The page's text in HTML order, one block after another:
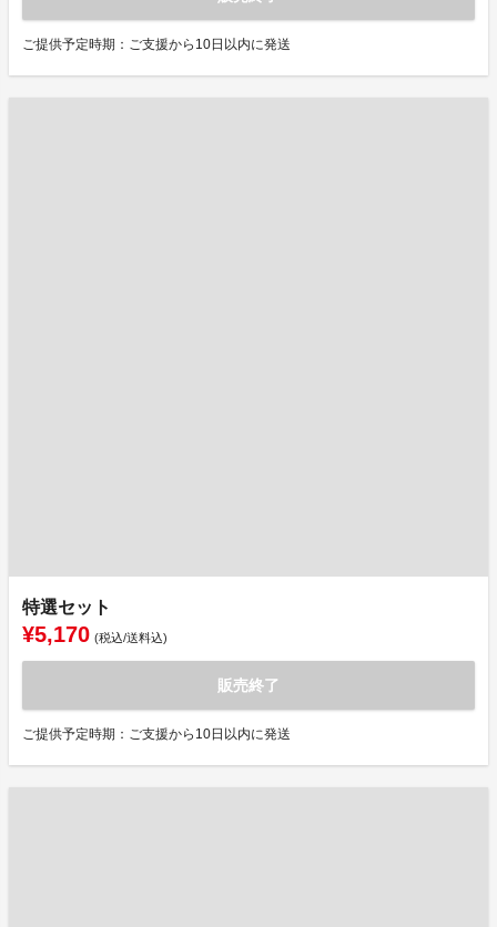
ご提供予定時期：ご支援から10日以内に発送
特選セット
¥5,170 (税込/送料込)
販売終了
ご提供予定時期：ご支援から10日以内に発送